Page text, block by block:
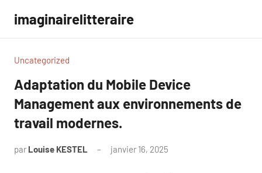
contenu
imaginairelitteraire
Uncategorized
Adaptation du Mobile Device
Management aux environnements de
travail modernes.
par Louise KESTEL janvier 16, 2025